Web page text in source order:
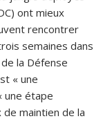
ont mieux
rencontrer
semaines dans
la Défense
« une
une étape
maintien de la